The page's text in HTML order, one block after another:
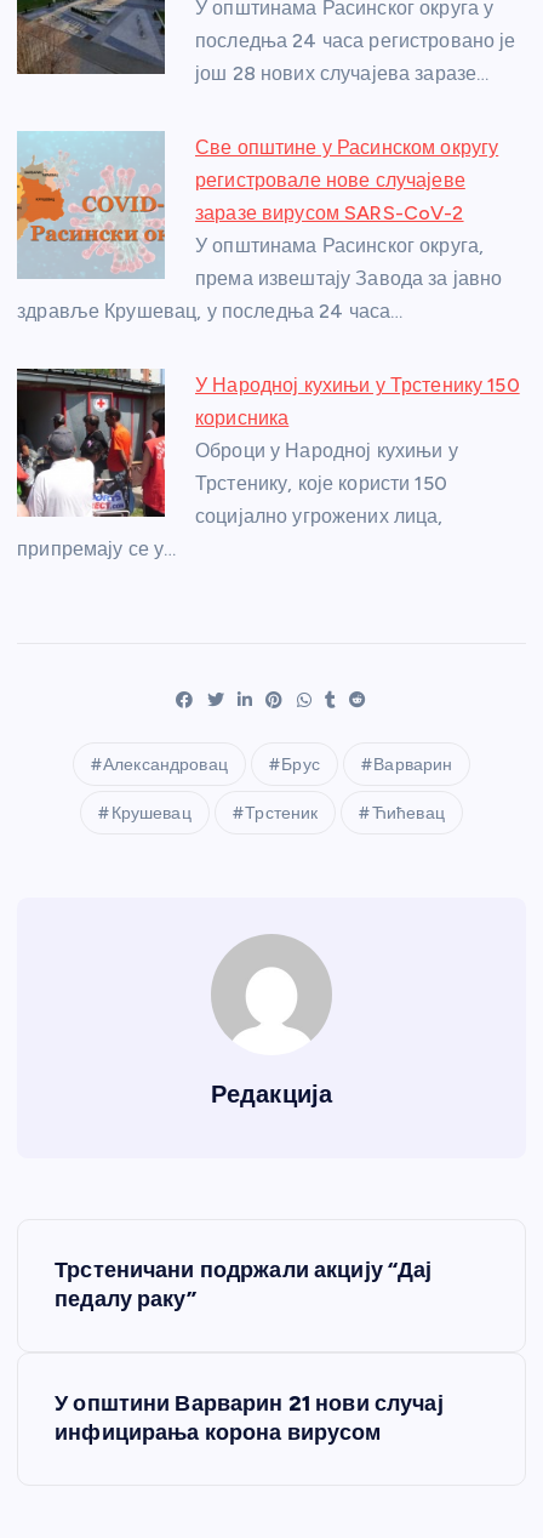
o
o
k
g
er
p
p
e
У општинама Расинског округа у
последња 24 часа регистровано је
још 28 нових случајева заразе…
Све општине у Расинском округу
регистровале нове случајеве
заразе вирусом SARS-CoV-2
У општинама Расинског округа,
према извештају Завода за јавно
здравље Крушевац, у последња 24 часа…
У Народној кухињи у Трстенику 150
корисника
Оброци у Народној кухињи у
Трстенику, које користи 150
социјално угрожених лица,
припремају се у…
Александровац Брус Варварин
Крушевац Трстеник Ћићевац
Редакција
Трстеничани подржали акцију “Дај
педалу раку”
У општини Варварин 21 нови случај
инфицирања корона вирусом